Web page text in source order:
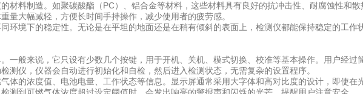
料制造。如聚碳酸酯（PC）、铝合金等材料，这些材料具有良好的抗冲击性、耐腐蚀性和散
量大幅减轻，方便长时间手持操作，减少使用者的疲劳感。
境下的稳定性。无论是在平坦的地面还是在稍有倾斜的表面上，检测仪都能保持稳定的工作
般来说，它只设有少数几个按键，用于开机、关机、模式切换、校准等基本操作。用户经过
测仪，仪器会自动进行初始化和自检，然后进入检测状态，无需复杂的设置程序。
的浓度值、电池电量、工作状态等信息。显示屏通常采用大字体和高对比度的设计，即使在